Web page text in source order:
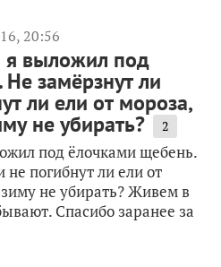
20:56
я выложил под
замёрзнут ли
ли ели от мороза,
не убирать? 2
под ёлочками щебень.
погибнут ли ели от
не убирать? Живем в
Спасибо заранее за